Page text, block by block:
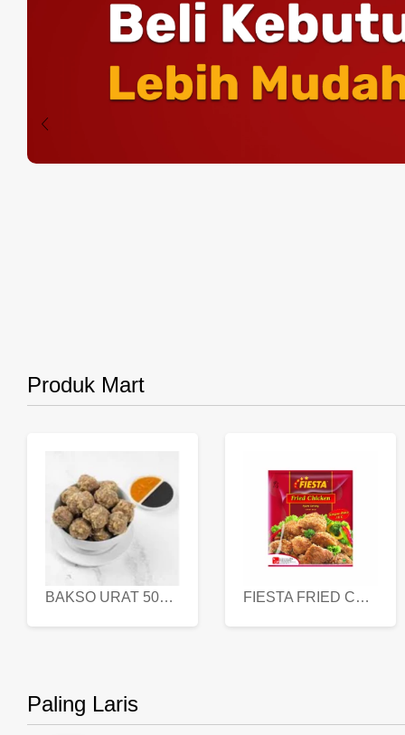
Produk Mart
BAKSO URAT 500 GR FIESTA FRIED CHICKEN 500 GR
Paling Laris